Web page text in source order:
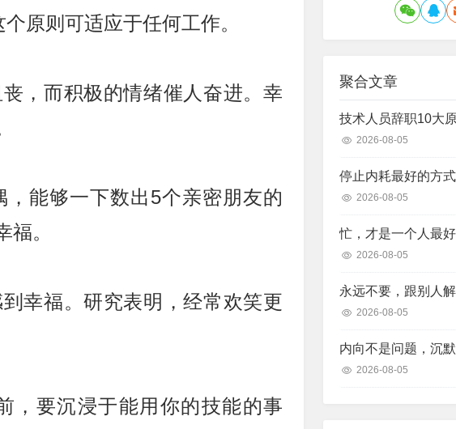
原则可适应于任何工作。
，而积极的情绪催人奋进。幸
能够一下数出5个亲密朋友的
。
幸福。研究表明，经常欢笑更
，要沉浸于能用你的技能的事
聚合文章
技术人员辞职10大
2026-08-05
停止内耗最好的方
2026-08-05
忙，才是一个人最
2026-08-05
永远不要，跟别人
2026-08-05
内向不是问题，沉
2026-08-05